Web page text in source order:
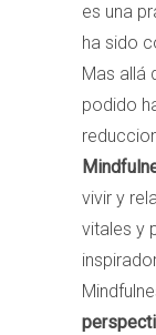
es una
ha sido
Mas allá
podido
vivir y
vitales y